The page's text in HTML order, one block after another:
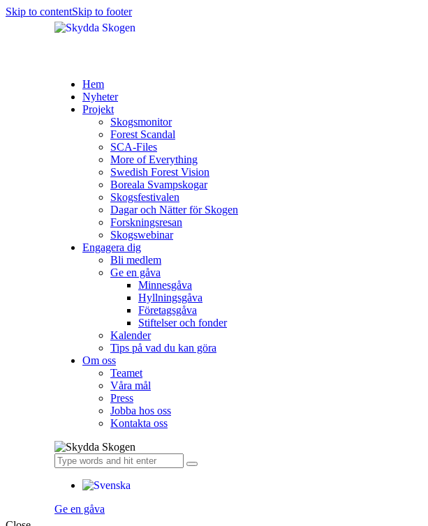
Skip to contentSkip to footer
Hem
Nyheter
Projekt
Skogsmonitor
Forest Scandal
SCA-Files
More of Everything
Swedish Forest Vision
Boreala Svampskogar
Skogsfestivalen
Dagar och Nätter för Skogen
Forskningsresan
Skogswebinar
Engagera dig
Bli medlem
Ge en gåva
Minnesgåva
Hyllningsgåva
Företagsgåva
Stiftelser och fonder
Kalender
Tips på vad du kan göra
Om oss
Teamet
Våra mål​
Press
Jobba hos oss
Kontakta oss
Ge en gåva